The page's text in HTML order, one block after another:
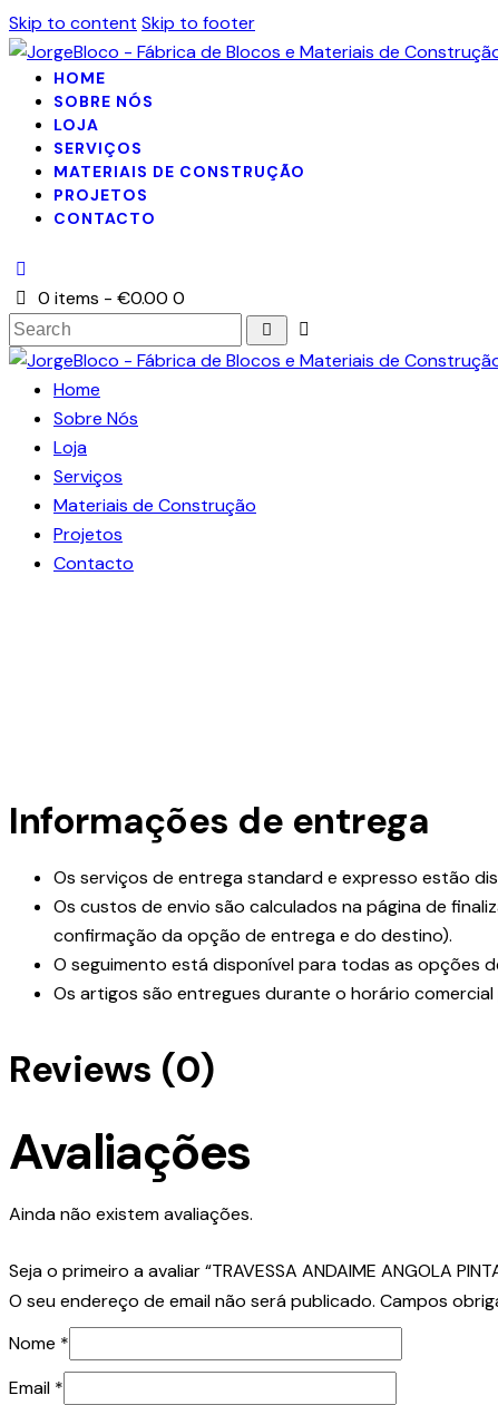
Skip to content Skip to footer
HOME
SOBRE NÓS
LOJA
SERVIÇOS
MATERIAIS DE CONSTRUÇÃO
PROJETOS
CONTACTO
0 items - €0.00 0
Search
Home
Sobre Nós
Loja
Serviços
Materiais de Construção
Projetos
Contacto
Informações de entrega
Os serviços de entrega standard e expresso estão
Os custos de envio são calculados na página de
confirmação da opção de entrega e do destino).
O seguimento está disponível para todas as opções
Os artigos são entregues durante o horário comercial
Reviews (0)
Avaliações
Ainda não existem avaliações.
Seja o primeiro a avaliar “TRAVESSA ANDAIME ANGOLA
O seu endereço de email não será publicado. Campos
Nome *
Email *